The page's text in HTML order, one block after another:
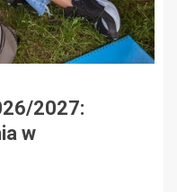
2027:
w